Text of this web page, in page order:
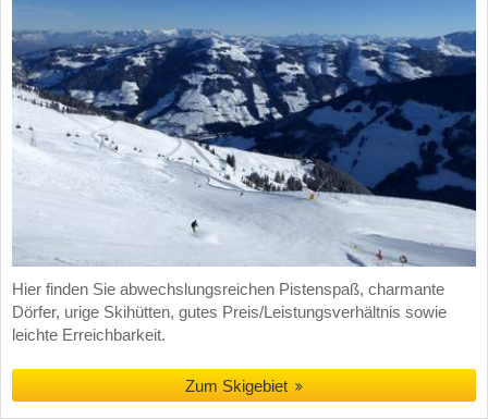
Hier finden Sie abwechslungsreichen Pistenspaß, charmante
Dörfer, urige Skihütten, gutes Preis/Leistungsverhältnis sowie
leichte Erreichbarkeit.
Zum Skigebiet